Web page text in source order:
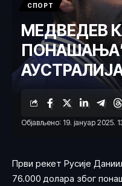
СПОРТ
МЕДВЕДЕВ
Објављено: 19. јануар 2025.
Први рекет Русије
76.000 долара због